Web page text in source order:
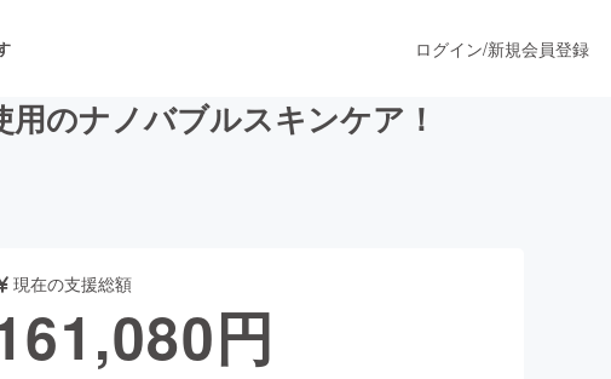
ンス
ファッション
ログイン/新規会員登録
用のナノバブルスキンケア！
現在の支援総額
円